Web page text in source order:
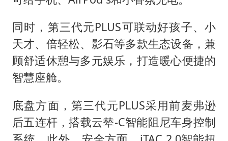
同时，第三代元PLUS可联动好孩子、小
天才、倍轻松、影石等多款生态设备，兼
顾舒适休憩与多元娱乐，打造暖心便捷的
智慧座舱。
底盘方面，第三代元PLUS采用前麦弗逊
后五连杆，搭载云辇-C智能阻尼车身控制